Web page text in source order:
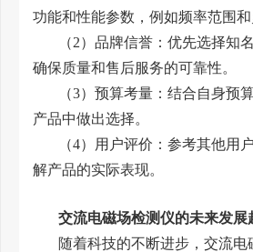
功能和性能参数，例如频率范围和
（2）品牌信誉：优先选择知
确保质量和售后服务的可靠性。
（3）预算考量：结合自身预
产品中做出选择。
（4）用户评价：参考其他用
解产品的实际表现。
交流电磁场检测仪的未来发展
随着科技的不断进步，交流电